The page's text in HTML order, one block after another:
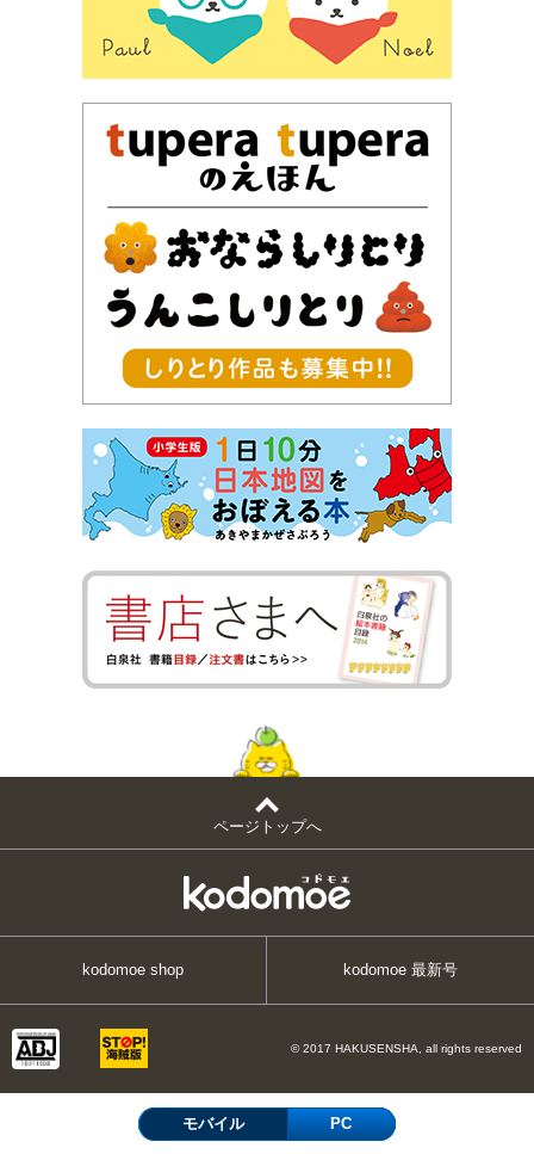
ページトップへ
kodomoe shop kodomoe 最新号
© 2017 HAKUSENSHA, all rights reserved
モバイル PC